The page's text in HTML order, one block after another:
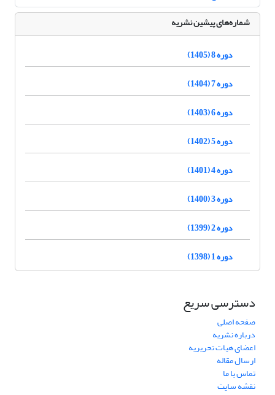
شماره‌های پیشین نشریه
دوره 8 (1405)
دوره 7 (1404)
دوره 6 (1403)
دوره 5 (1402)
دوره 4 (1401)
دوره 3 (1400)
دوره 2 (1399)
دوره 1 (1398)
دسترسی سریع
صفحه اصلی
درباره نشریه
اعضای هیات تحریریه
ارسال مقاله
تماس با ما
نقشه سایت